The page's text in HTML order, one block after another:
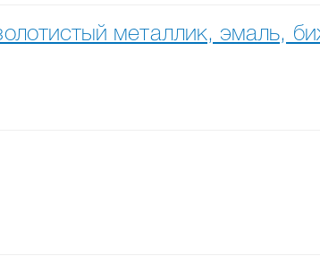
металлик, эмаль,